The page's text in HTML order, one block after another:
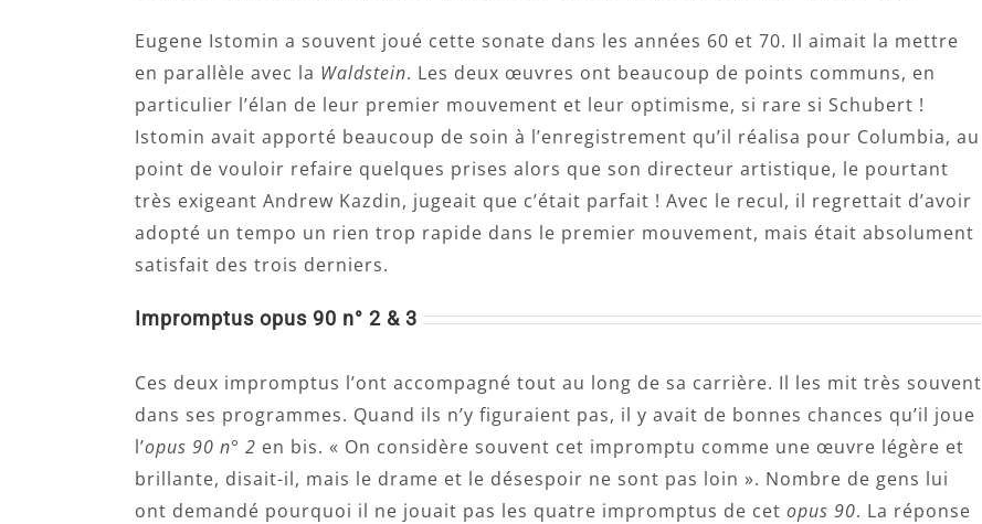
Eugene Istomin a souvent joué cette sonate dans les années 60 et 70. Il aimait la mettre
en parallèle avec la Waldstein. Les deux œuvres ont beaucoup de points communs, en
particulier l’élan de leur premier mouvement et leur optimisme, si rare si Schubert !
Istomin avait apporté beaucoup de soin à l’enregistrement qu’il réalisa pour Columbia, au
point de vouloir refaire quelques prises alors que son directeur artistique, le pourtant
très exigeant Andrew Kazdin, jugeait que c’était parfait ! Avec le recul, il regrettait d’avoir
adopté un tempo un rien trop rapide dans le premier mouvement, mais était absolument
satisfait des trois derniers.
Impromptus opus 90 n° 2 & 3
Ces deux impromptus l’ont accompagné tout au long de sa carrière. Il les mit très souvent
dans ses programmes. Quand ils n’y figuraient pas, il y avait de bonnes chances qu’il joue
l’opus 90 n° 2 en bis. « On considère souvent cet impromptu comme une œuvre légère et
brillante, disait-il, mais le drame et le désespoir ne sont pas loin ». Nombre de gens lui
ont demandé pourquoi il ne jouait pas les quatre impromptus de cet opus 90. La réponse